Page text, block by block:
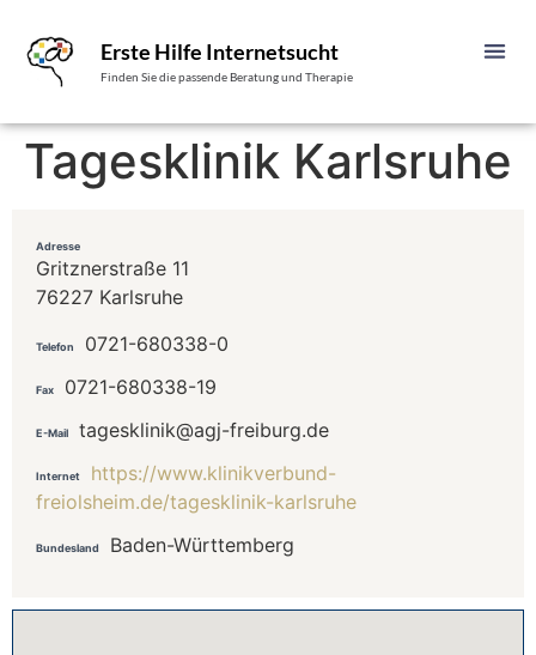
Erste Hilfe Internetsucht
Finden Sie die passende Beratung und Therapie
Tagesklinik Karlsruhe
Adresse
Gritznerstraße 11
76227 Karlsruhe
Telefon 0721-680338-0
Fax 0721-680338-19
E-Mail tagesklinik@agj-freiburg.de
Internet
https://www.klinikverbund-
freiolsheim.de/tagesklinik-karlsruhe
Bundesland Baden-Württemberg